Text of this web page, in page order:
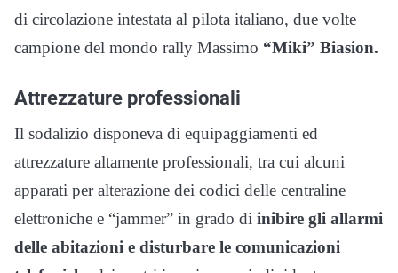
di circolazione intestata al pilota italiano, due volte
campione del mondo rally Massimo “Miki” Biasion.
Attrezzature professionali
Il sodalizio disponeva di equipaggiamenti ed
attrezzature altamente professionali, tra cui alcuni
apparati per alterazione dei codici delle centraline
elettroniche e “jammer” in grado di inibire gli allarmi
delle abitazioni e disturbare le comunicazioni